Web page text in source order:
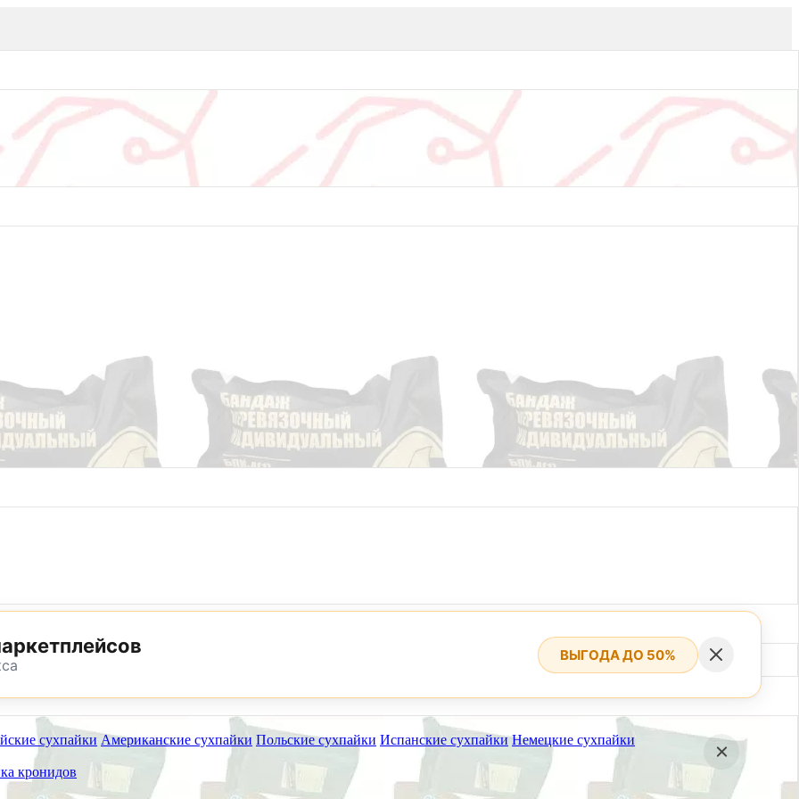
сухпайки Американские сухпайки Польские сухпайки Испанские сухпайки Немецкие сухпайки
кронидов
8 (495) 782-73-32
ВЫГОДА ДО 50%
работать на самовывоз в субботу 8 и 15 августа.